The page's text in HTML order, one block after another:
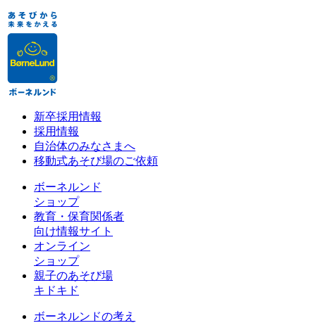
新卒採用情報
採用情報
自治体のみなさまへ
移動式あそび場のご依頼
ボーネルンド
ショップ
教育・保育関係者
向け情報サイト
オンライン
ショップ
親子のあそび場
キドキド
ボーネルンドの考え